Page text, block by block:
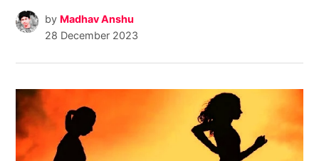
by Madhav Anshu
28 December 2023